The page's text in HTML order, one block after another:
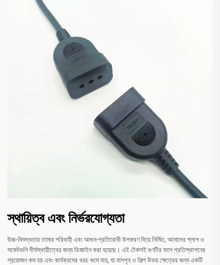
স্থায়িত্ব এবং নির্ভরযোগ্যতা
উচ্চ-বিশুদ্ধতার তামার পরিবাহী এবং আগুন-প্রতিরোধী উপকরণ দিয়ে নির্মিত, আমাদের প্লাগ ও
সকেটগুলি দীর্ঘস্থায়ীত্বের জন্য ডিজাইন করা হয়েছে। এই টেকসই গুণটির ফলে প্রতিস্থাপনের
প্রয়োজন কম হয় এবং কার্যক্রমের খরচ কমে যায়, যা বাসগৃহ ও শিল্প উভয় ক্ষেত্রের জন্য একটি